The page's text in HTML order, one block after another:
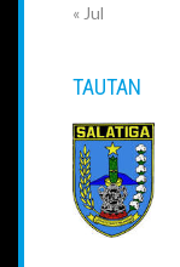
« Jul
TAUTAN